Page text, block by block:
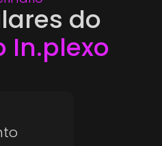
do
In.plexo